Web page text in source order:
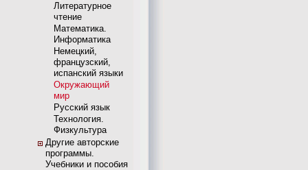
Литературное
чтение
Математика.
Информатика
Немецкий,
французский,
испанский языки
Окружающий
мир
Русский язык
Технология.
Физкультура
Другие авторские
программы.
Учебники и пособия